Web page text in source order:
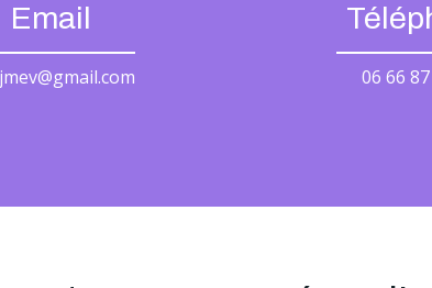
Email
06 66